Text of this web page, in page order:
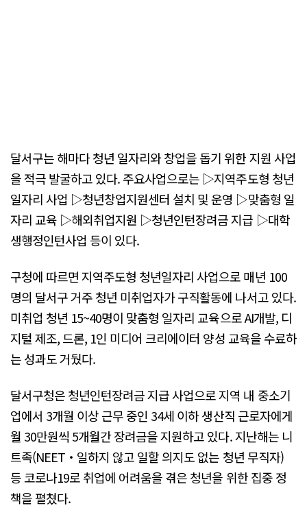
달서구는 해마다 청년 일자리와 창업을 돕기 위한 지원 사업
을 적극 발굴하고 있다. 주요사업으로는 ▷지역주도형 청년
일자리 사업 ▷청년창업지원센터 설치 및 운영 ▷맞춤형 일
자리 교육 ▷해외취업지원 ▷청년인턴장려금 지급 ▷대학
생행정인턴사업 등이 있다.
구청에 따르면 지역주도형 청년일자리 사업으로 매년 100
명의 달서구 거주 청년 미취업자가 구직활동에 나서고 있다.
미취업 청년 15~40명이 맞춤형 일자리 교육으로 AI개발, 디
지털 제조, 드론, 1인 미디어 크리에이터 양성 교육을 수료하
는 성과도 거뒀다.
달서구청은 청년인턴장려금 지급 사업으로 지역 내 중소기
업에서 3개월 이상 근무 중인 34세 이하 생산직 근로자에게
월 30만원씩 5개월간 장려금을 지원하고 있다. 지난해는 니
트족(NEET‧일하지 않고 일할 의지도 없는 청년 무직자)
등 코로나19로 취업에 어려움을 겪은 청년을 위한 집중 정
책을 펼쳤다.